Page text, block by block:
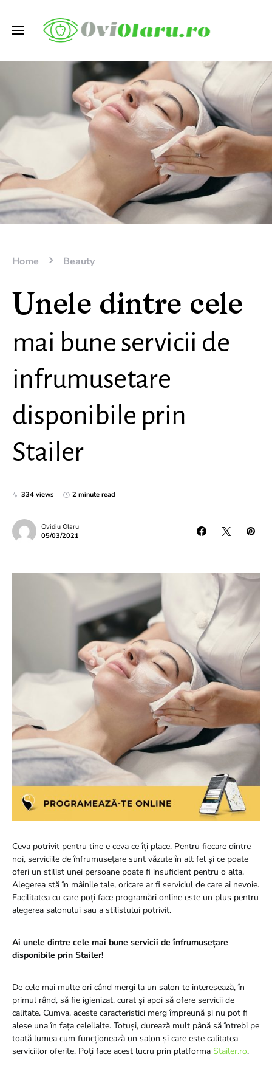
Home Beauty
Unele dintre cele
mai bune servicii de
infrumusetare
disponibile prin
Stailer
334 views 2 minute read
Ovidiu Olaru
05/03/2021
Ceva potrivit pentru tine e ceva ce îți place. Pentru fiecare dintre
noi, serviciile de înfrumusețare sunt văzute în alt fel și ce poate
oferi un stilist unei persoane poate fi insuficient pentru o alta.
Alegerea stă în mâinile tale, oricare ar fi serviciul de care ai nevoie.
Facilitatea cu care poți face programări online este un plus pentru
alegerea salonului sau a stilistului potrivit.
Ai unele dintre cele mai bune servicii de înfrumusețare
disponibile prin Stailer!
De cele mai multe ori când mergi la un salon te interesează, în
primul rând, să fie igienizat, curat și apoi să ofere servicii de
calitate. Cumva, aceste caracteristici merg împreună și nu pot fi
alese una în fața celeilalte. Totuși, durează mult până să întrebi pe
toată lumea cum funcționează un salon și care este calitatea
serviciilor oferite. Poți face acest lucru prin platforma Stailer.ro.